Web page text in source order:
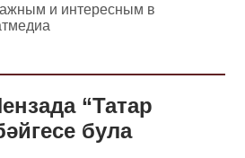
и интересным в
“Татар
була